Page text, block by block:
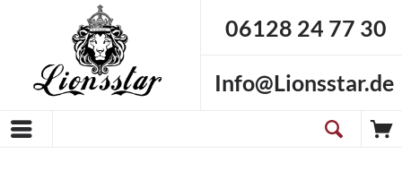
06128 24 77 30
Info@Lionsstar.de